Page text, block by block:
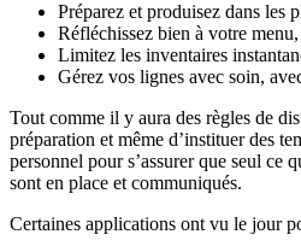
Préparez et produisez dans les
Réfléchissez bien à votre
Limitez les inventaires
Gérez vos lignes avec soin,
Tout comme il y aura des règles de
préparation et même d’instituer des
personnel pour s’assurer que seul ce
sont en place et communiqués.
Certaines applications ont vu le jour